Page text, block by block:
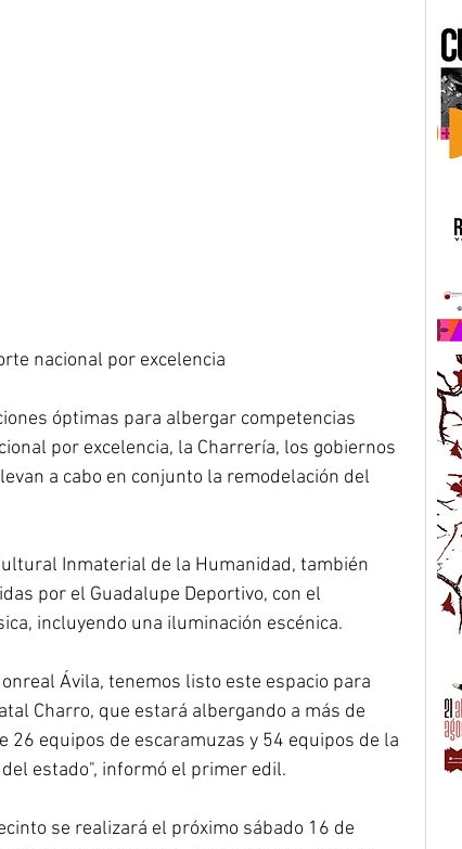
nacional por excelencia
óptimas para albergar competencias
por excelencia, la Charrería, los gobiernos
a cabo en conjunto la remodelación del
Inmaterial de la Humanidad, también
por el Guadalupe Deportivo, con el
incluyendo una iluminación escénica.
Ávila, tenemos listo este espacio para
Charro, que estará albergando a más de
equipos de escaramuzas y 54 equipos de la
estado", informó el primer edil.
se realizará el próximo sábado 16 de